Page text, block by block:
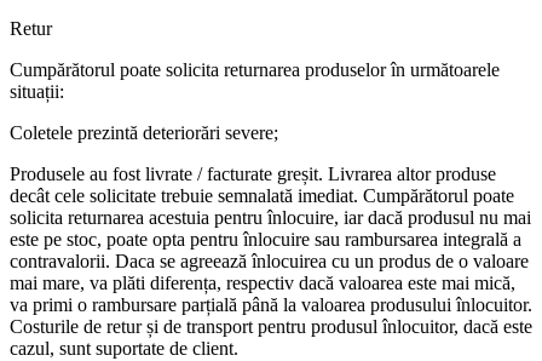
Retur
Cumpărătorul poate solicita returnarea produselor în următoarele
situații:
Coletele prezintă deteriorări severe;
Produsele au fost livrate / facturate greșit. Livrarea altor produse
decât cele solicitate trebuie semnalată imediat. Cumpărătorul poate
solicita returnarea acestuia pentru înlocuire, iar dacă produsul nu mai
este pe stoc, poate opta pentru înlocuire sau rambursarea integrală a
contravalorii. Daca se agreează înlocuirea cu un produs de o valoare
mai mare, va plăti diferența, respectiv dacă valoarea este mai mică,
va primi o rambursare parțială până la valoarea produsului înlocuitor.
Costurile de retur și de transport pentru produsul înlocuitor, dacă este
cazul, sunt suportate de client.